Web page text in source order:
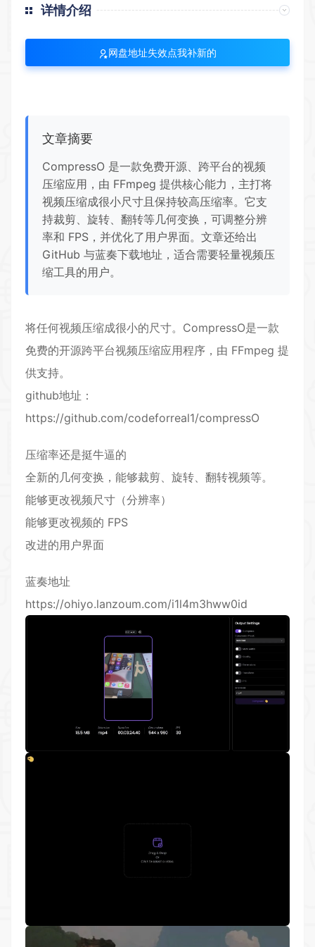
详情介绍
网盘地址失效点我补新的
文章摘要
CompressO 是一款免费开源、跨平台的视频
压缩应用，由 FFmpeg 提供核心能力，主打将
视频压缩成很小尺寸且保持较高压缩率。它支
持裁剪、旋转、翻转等几何变换，可调整分辨
率和 FPS，并优化了用户界面。文章还给出
GitHub 与蓝奏下载地址，适合需要轻量视频压
缩工具的用户。
将任何视频压缩成很小的尺寸。CompressO是一款
免费的开源跨平台视频压缩应用程序，由 FFmpeg 提
供支持。
github地址：
https://github.com/codeforreal1/compressO
压缩率还是挺牛逼的
全新的几何变换，能够裁剪、旋转、翻转视频等。
能够更改视频尺寸（分辨率）
能够更改视频的 FPS
改进的用户界面
蓝奏地址
https://ohiyo.lanzoum.com/i1l4m3hww0id